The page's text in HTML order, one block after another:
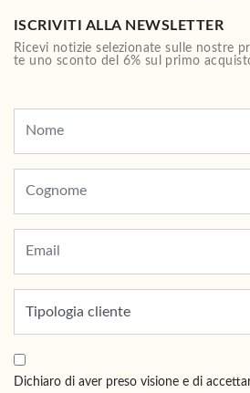
ISCRIVITI ALLA NEWSLETTER
Ricevi notizie selezionate sulle nostre
te uno sconto del 6% sul primo
Dichiaro di aver preso visione e di